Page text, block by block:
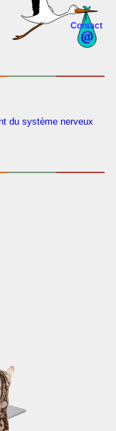
Contact
du système nerveux